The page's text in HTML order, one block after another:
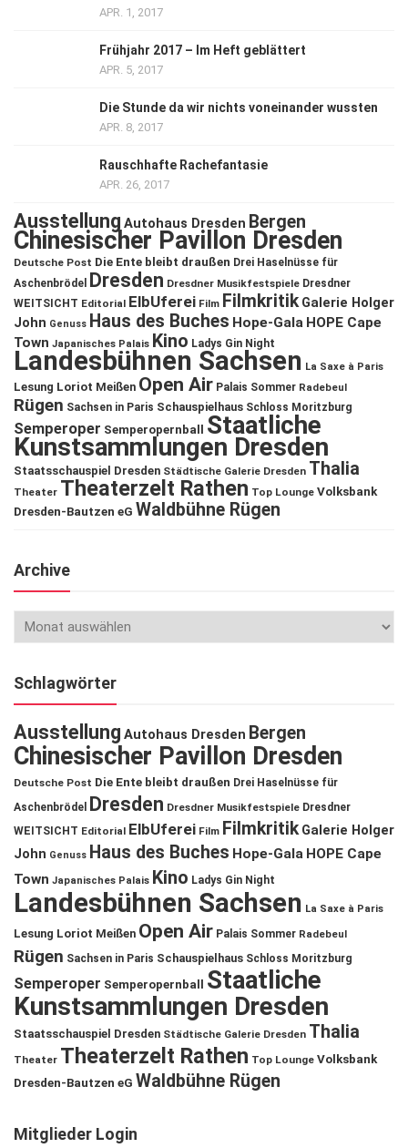
APR. 1, 2017
Frühjahr 2017 – Im Heft geblättert
APR. 5, 2017
Die Stunde da wir nichts voneinander wussten
APR. 8, 2017
Rauschhafte Rachefantasie
APR. 26, 2017
Ausstellung Autohaus Dresden Bergen
Chinesischer Pavillon Dresden
Deutsche Post Die Ente bleibt draußen Drei Haselnüsse für
Aschenbrödel
Dresden Dresdner Musikfestspiele Dresdner
WEITSICHT Editorial ElbUferei Film Filmkritik Galerie Holger
John Genuss Haus des Buches Hope-Gala HOPE Cape
Town Japanisches Palais Kino Ladys Gin Night
Landesbühnen Sachsen La Saxe à Paris
Lesung Loriot Meißen Open Air Palais Sommer Radebeul
Rügen Sachsen in Paris Schauspielhaus Schloss Moritzburg
Semperoper Semperopernball Staatliche
Kunstsammlungen Dresden
Staatsschauspiel Dresden Städtische Galerie Dresden Thalia
Theater Theaterzelt Rathen Top Lounge Volksbank
Dresden-Bautzen eG Waldbühne Rügen
Archive
Schlagwörter
Ausstellung Autohaus Dresden Bergen
Chinesischer Pavillon Dresden
Deutsche Post Die Ente bleibt draußen Drei Haselnüsse für
Aschenbrödel
Dresden Dresdner Musikfestspiele Dresdner
WEITSICHT Editorial ElbUferei Film Filmkritik Galerie Holger
John Genuss Haus des Buches Hope-Gala HOPE Cape
Town Japanisches Palais Kino Ladys Gin Night
Landesbühnen Sachsen La Saxe à Paris
Lesung Loriot Meißen Open Air Palais Sommer Radebeul
Rügen Sachsen in Paris Schauspielhaus Schloss Moritzburg
Semperoper Semperopernball
Staatliche
Kunstsammlungen Dresden
Staatsschauspiel Dresden Städtische Galerie Dresden Thalia
Theater Theaterzelt Rathen Top Lounge Volksbank
Dresden-Bautzen eG Waldbühne Rügen
Mitglieder Login